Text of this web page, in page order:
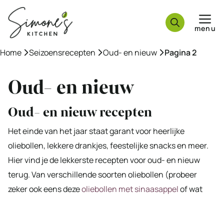
naar
inhoud
menu
Home »Seizoensrecepten »Oud- en nieuw »Pagina 2
Oud- en nieuw
Oud- en nieuw recepten
Het einde van het jaar staat garant voor heerlijke
oliebollen, lekkere drankjes, feestelijke snacks en meer.
Hier vind je de lekkerste recepten voor oud- en nieuw
terug. Van verschillende soorten oliebollen (probeer
zeker ook eens dezeoliebollen met sinaasappelof wat